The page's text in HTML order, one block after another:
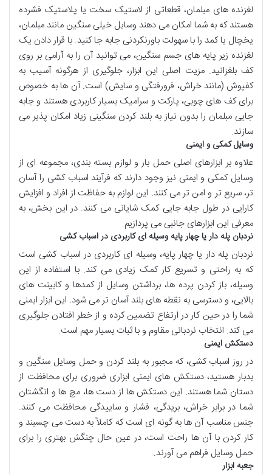
لغزنده های مبلمان، قطعاتی از لاستیک سخت یا پلاستیک فشرده
هستند که به شما امکان می دهند وسایل خیلی سنگین مانندمبلمان،
یخچال یاکمد را باسهولت باورنکردنی جابه جاکنید. با قرار دادن یک
لغزنده زیر پایه های جسم سنگین، می توانید آن را بهآرامی بر روی
کف بلغزانید.مزیت اصلی این ابزار،جلوگیری از هرگونه آسیب به
کفپوش (مانندخراش، فرورفتگی و سایش) است. آن ها به خصوص
برایکف های چوبی، پارکت و سرامیک بسیار کاربردی هستند وجابه
جایی مبلمان را بدون نیاز به بلند کردن سنگینی زیاد امکان پذیرمی
سازند.
وسایل کمکی و ایمنی
علاوه بر ابزارهای اصلی حمل بارو لوازم بسته بندی، مجموعه ای از
وسایل کمکی و ایمنی نیز وجود دارند که فرآیند اسباب کشی راآسان
تر،سریع ترو امن ترمی کنند. این لوازم بهحفاظت از افراد و افزایش
کارایی در طول جابه جایی کمک شایانی می کنند. در این بخش، به
معرفی این ابزارهای جانبی می پردازیم.
نردبان پله دار یا چهار پایه وسیله ای کاربردی در اسباب کشی
نردبان پله داریا چهار پایه، وسیله ای کاربردی در اسباب کشی است
که به راحتی و تسریع کارکمک زیادی می کند. با استفاده از این
وسیله، باز کردن پرده ها، برداشتن وسایل ازکمدها وکابینت های
بالایی، و دسترسی به نقطه های بلندآسان ترمی شود. این ابزار ایمنی
شما را در حینکار در ارتفاع تضمین کرده و ازخطر افتادن جلوگیری
می کند. انتخاب نردبانی مقاوم وبا ثبات بسیار مهم است.
دستکش ایمنی
در روز اسباب کشی، که مجبور به بلند کردن وحمل وسایل سنگین و
بدبارهستید،دستکش های ایمنی ابزاری ضروری برایمحافظت از
دستان شماهستند. این دستکش ها ازدست ها، مچ هاو انگشتان
شما در برابر خراش،بریدگی، فشاروساییدگی محافظت می کنند.
جنس مناسب آن ها به گونه ای است که کاملاً بهدست می چسبندو
کار کردن با آن ها راحت است، در عین حالچنگش بهتری را برای
حمل وسایل فراهم می آورند.
جعبه ابزار